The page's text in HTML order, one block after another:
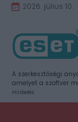
2026. július 10.
A szerkesztőségi
amelyet a szoftver
Hirdetés